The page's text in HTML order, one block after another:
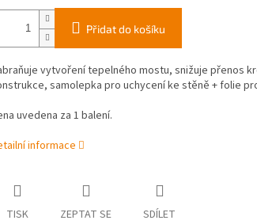
Přidat do košíku
vytvoření tepelného mostu, snižuje přenos
samolepka pro uchycení ke stěně + folie
uvedena za 1 balení.
informace
TISK ZEPTAT SE SDÍLET